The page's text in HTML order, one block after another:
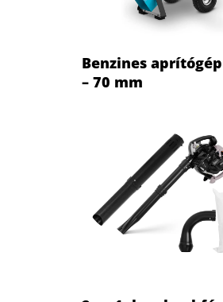
Benzines aprítógép
– 70 mm